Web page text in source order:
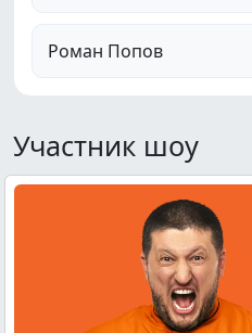
Роман Попов
Участник шоу